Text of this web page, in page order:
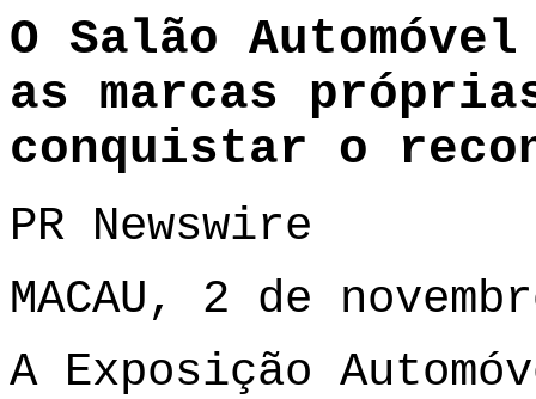
O Salão
as marcas
conquistar o
PR Newswire
MACAU, 2 de
A Exposição